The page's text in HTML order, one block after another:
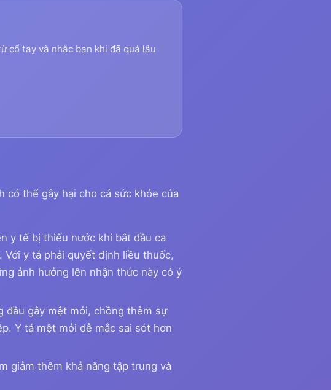
cổ tay và nhắc bạn khi đã quá lâu
có thể gây hại cho cả sức khỏe của
y tế bị thiếu nước khi bắt đầu ca
Với y tá phải quyết định liều thuốc,
ảnh hưởng lên nhận thức này có ý
đầu gây mệt mỏi, chồng thêm sự
Y tá mệt mỏi dễ mắc sai sót hơn
giảm thêm khả năng tập trung và